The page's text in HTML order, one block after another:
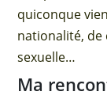
quiconque
nationalité, de
sexuelle…
Ma